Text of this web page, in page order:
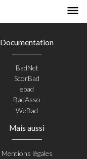
Documentation
BadNet
ScorBad
ebad
BadAsso
WeBad
Mais aussi
Mentions légales